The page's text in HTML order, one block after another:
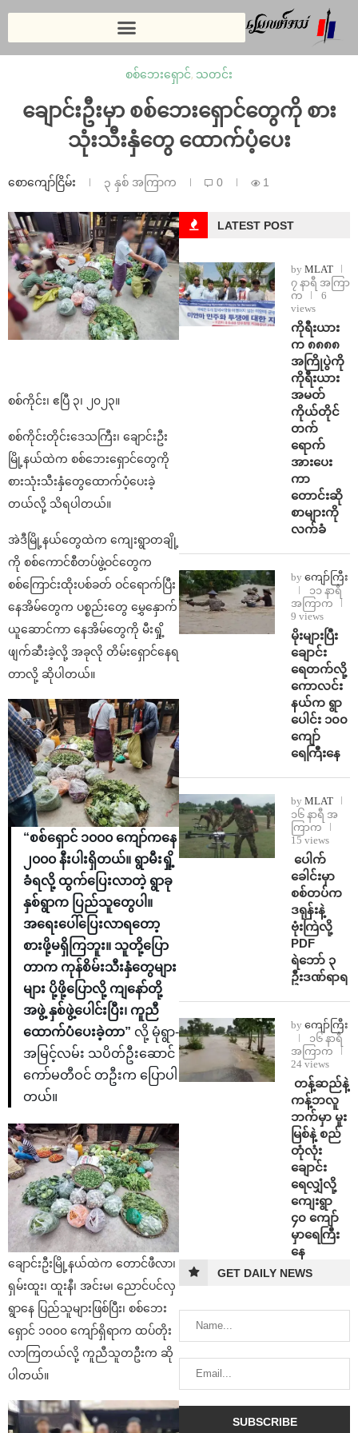
စစ်ဘေးရှောင်, သတင်း
ချောင်းဦးမှာ စစ်ဘေးရှောင်တွေကို စား
သုံးသီးနှံ‌တွေ ထောက်ပံ့ပေး
စောကျော်ငြိမ်း ၃ နှစ် အကြာက 0 1
စစ်ကိုင်း၊ ဧပြီ ၃၊ ၂၀၂၃။
စစ်ကိုင်းတိုင်းဒေသကြီး၊ ချောင်းဦး
မြို့နယ်ထဲက စစ်ဘေးရှောင်တွေကို
စားသုံးသီးနှံတွေထောက်ပံ့ပေးခဲ့
တယ်လို့ သိရပါတယ်။
အဲဒီမြို့နယ်တွေထဲက ကျေးရွာတချို့
ကို စစ်ကောင်စီတပ်ဖွဲ့ဝင်တွေက
စစ်ကြောင်းထိုးပစ်ခတ် ဝင်ရောက်ပြီး
နေအိမ်တွေက ပစ္စည်းတွေ မွှေနှောက်
ယူဆောင်ကာ နေအိမ်တွေကို မီးရှို့
ဖျက်ဆီးခဲ့လို့ အခုလို တိမ်းရှောင်နေရ
တာလို့ ဆိုပါတယ်။
“စစ်ရှောင် ၁၀၀၀ ကျော်ကနေ
၂၀၀၀ နီးပါးရှိတယ်။ ရွာမီးရှို့
ခံရလို့ ထွက်ပြေးလာတဲ့ ရွာခု
နှစ်ရွာက ပြည်သူတွေပါ။
အရေးပေါ်ပြေးလာရတော့
စားဖို့မရှိကြဘူး။ သူတို့ပြော
တာက ကုန်စိမ်းသီးနှံတွေများ
များ ပို့ဖို့ပြောလို့ ကျနော်တို့
အဖွဲ့ နှစ်ဖွဲ့ပေါင်းပြီး၊ ကူညီ
ထောက်ပံပေးခဲ့တာ” လို့ မုံရွာ-
အမြင့်လမ်း သပိတ်ဦးဆောင်
ကော်မတီဝင် တဦးက ပြောပါ
တယ်။
ချောင်းဦးမြို့နယ်ထဲက တောင်ဖီလာ၊
ရှမ်းထူး၊ ထူးနီ၊ အင်းမ၊ ညောင်ပင်လှ
ရွာနေ ပြည်သူများဖြစ်ပြီး၊ စစ်ဘေး
ရှောင် ၁၀၀၀ ကျော်ရှိရာက ထပ်တိုး
လာကြတယ်လို့ ကူညီသူတဦးက ဆို
ပါတယ်။
LATEST POST
by MLAT
၇ နာရီ အကြာ
က
6
views
ကိုရီးယား
က ၈၈၈၈
အကြိုပွဲကို
ကိုရီးယား
အမတ်
ကိုယ်တိုင်
တက်
ရောက်
အားပေး
ကာ
တောင်းဆို
စာများကို
လက်ခံ
by ကျော်ကြီး
၁၁ နာရီ
အကြာက
9 views
⁨မိုးများပြီး
ချောင်း
ရေတက်လို့
ကောလင်း
နယ်က ရွာ
ပေါင်း ၁၀၀
ကျော်
ရေကြီးနေ
by MLAT
၁၆ နာရီ အ
ကြာက
15 views
⁩ ⁨ပေါက်
ခေါင်းမှာ
စစ်တပ်က
ဒရုန်းနဲ့
ဗုံးကြဲလို့
PDF
ရဲဘော် ၃
ဦးဒဏ်ရာရ
by ကျော်ကြီး
၁၆ နာရီ
အကြာက
24 views
⁩ ⁨တန့်ဆည်နဲ့
ကန့်ဘလူ
ဘက်မှာ မူး
မြစ်နဲ့ စည်
တုံလုံး
ချောင်း
ရေလျှံလို့
ကျေးရွာ
၄၀ ကျော်
မှာရေကြီး
နေ
GET DAILY NEWS